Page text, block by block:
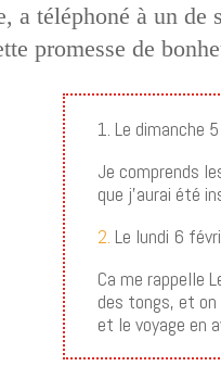
a téléphoné à un
promesse de
1. Le dimanche
Je comprends
que j’aurai été
2. Le lundi 6
Ca me rappelle
des tongs, et
et le voyage en